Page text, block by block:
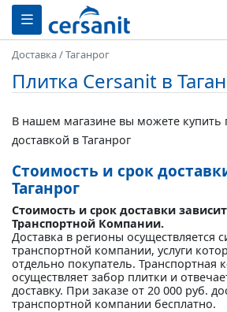
Доставка/Таганрог
Плитка Cersanit в
В нашем магазине вы можете купить
доставкой в Таганрог
Стоимость и срок
Таганрог
Стоимость и срок доставки
Транспортной Компании.
Доставка в регионы осуществляется
транспортной компании, услуги
отдельно покупатель. Транспортная
осуществляет забор плитки и
доставку. При заказе от 20 000 руб.
транспортной компании бесплатно.